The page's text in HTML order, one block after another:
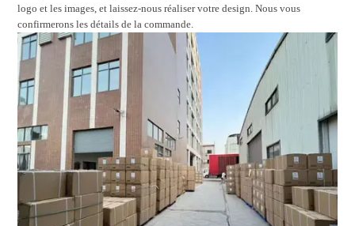
logo et les images, et laissez-nous réaliser votre design. Nous vous
confirmerons les détails de la commande.